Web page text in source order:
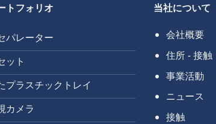
トフォリオ
パレーター
ット
プラスチックトレイ
カメラ
当社について
会社概要
住所 - 接触
事業活動
ニュース
接触